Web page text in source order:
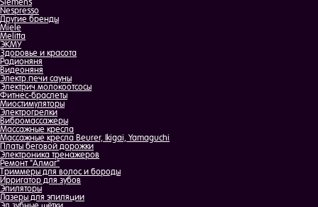
Siemens
Nespresso
Другие бренды
Miele
Melitta
ЭКМУ
Здоровье и красота
Радионяня
Видеоняня
Электр.печи сауны
Электрич.молокоотсосы
Фитнес-браслеты
Миостимуляторы
Электрогрелки
Вибромассажеры
Массажные кресла
Массажные кресла Beurer, Ikigai, Yamaguchi
Платы беговой дорожки
Электроника тренажеров
Ремонт "Алмаг"
Триммеры для волос и бороды
Ирригатор для зубов
Эпиляторы
Лазеры для эпиляции